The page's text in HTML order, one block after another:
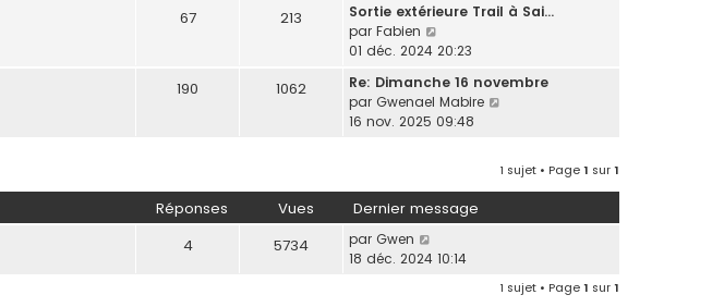
67 213
Sortie extérieure Trail à Sai…
par Fabien
o
s
u
l
l
e
e
01 déc. 2024 20:23
190 1062
Re: Dimanche 16 novembre
par Gwenael Mabire
u
e
16 nov. 2025 09:48
1 sujet • Page1 sur1
Réponses Vues Dernier message
4 5734 par Gwen
18 déc. 2024 10:14
1 sujet • Page1 sur1